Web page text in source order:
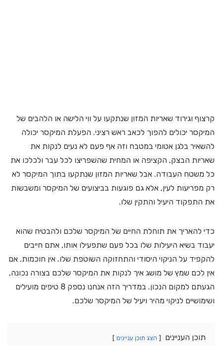
קרצוף וגירוד שאריות המזון שנתקעו על ווי הלישה או הלהבים של
המיקסר יכולים להפוך לכאב ראש רציני. הפעלת המיקסר יכולה
להשאיר בלגן אטומי במטבח וזה אף פעם לא נעים לנקות את
שאריות הבצק, הקציפה או המחית שהשפריצו לכל עבר ולכלכו את
כל משטח העבודה. אבל שאריות המזון שנתקעו בתוך המיקסר לא
רק מפריעות לעין, אלא גם פוגעות בביצועים של המיקסר ומשבשות
את התפקוד היעיל והתקין שלו.
כדי להאריך את תוחלת החיים של המיקסר שלכם ולהבטיח שהוא
יעבוד בשיא היעילות שלו בכל פעם שתפעילו אותו, אתם חייבים
להקפיד על הניקוי היסודי והתחזוקה השוטפת שלו. אין חוכמות. אם
אין לכם שמץ של מושג איך לנקות את המיקסר שלכם בצורה נכונה,
הגעתם למקום הנכון. במדריך הזה אנחנו נספק 8 טיפים מועילים
ושימושיים לניקוי מהיר ויעיל של המיקסר שלכם.
תוכן העניינים הצג תוכן עניינים